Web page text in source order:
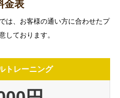
金表
は、お客様の通い方に合わせたプ
しております。
トレーニング